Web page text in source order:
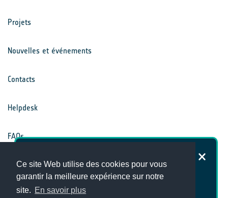
Ce site Web utilise des cookies pour vous
garantir la meilleure expérience sur notre
site. En savoir plus
Projets
Nouvelles et événements
Contacts
Helpdesk
FAQs
Conditions générales
Avis de confidentialité
satisfait du site Internet du Climate
Office ?